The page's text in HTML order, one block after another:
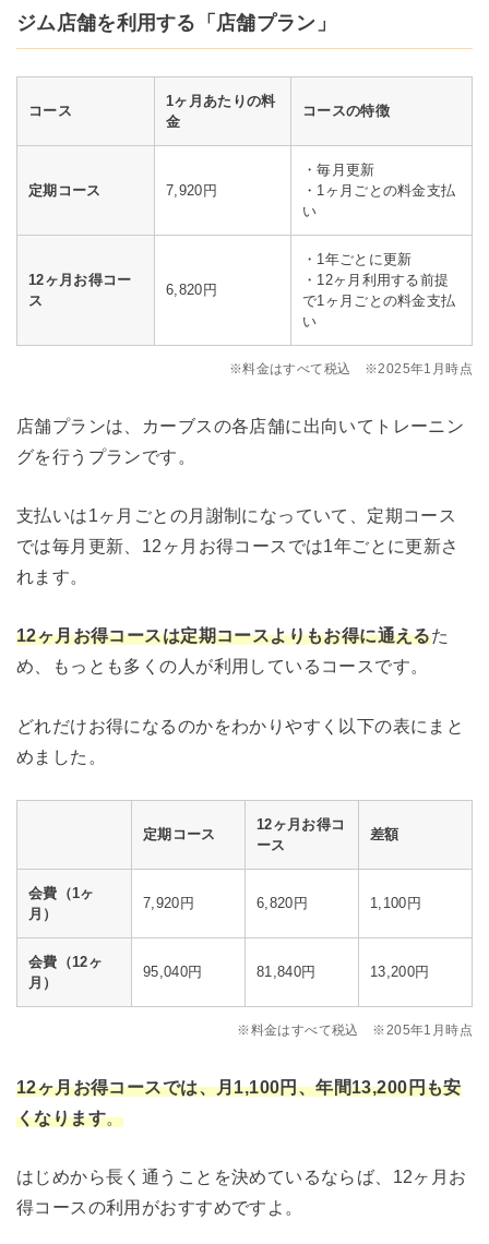
ジム店舗を利用する「店舗プラン」
コース
1ヶ月あたりの料
金
コースの特徴
定期コース 7,920円
・毎月更新
・1ヶ月ごとの料金支払
い
12ヶ月お得コー
ス
6,820円
・1年ごとに更新
・12ヶ月利用する前提
で1ヶ月ごとの料金支払
い
※料金はすべて税込 ※2025年1月時点
店舗プランは、カーブスの各店舗に出向いてトレーニン
グを行うプランです。
支払いは1ヶ月ごとの月謝制になっていて、定期コース
では毎月更新、12ヶ月お得コースでは1年ごとに更新さ
れます。
12ヶ月お得コースは定期コースよりもお得に通えるた
め、もっとも多くの人が利用しているコースです。
どれだけお得になるのかをわかりやすく以下の表にまと
めました。
定期コース
12ヶ月お得コ
ース
差額
会費（1ヶ
月）
7,920円 6,820円 1,100円
会費（12ヶ
月）
95,040円 81,840円 13,200円
※料金はすべて税込 ※205年1月時点
12ヶ月お得コースでは、月1,100円、年間13,200円も安
くなります。
はじめから長く通うことを決めているならば、12ヶ月お
得コースの利用がおすすめですよ。